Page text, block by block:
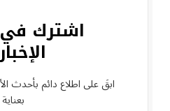
اشترك في
ابقَ على اطلاع دائم بأحدث
بعناية